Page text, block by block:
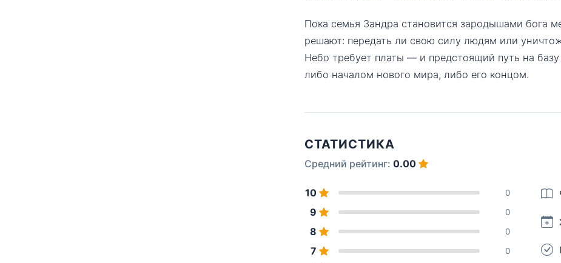
Пока семья Зандра становится зародышами бога
решают: передать ли свою силу людям или
Небо требует платы — и предстоящий путь на
либо началом нового мира, либо его концом.
СТАТИСТИКА
Средний рейтинг: 0.00
10 0
9 0
8 0
7 0